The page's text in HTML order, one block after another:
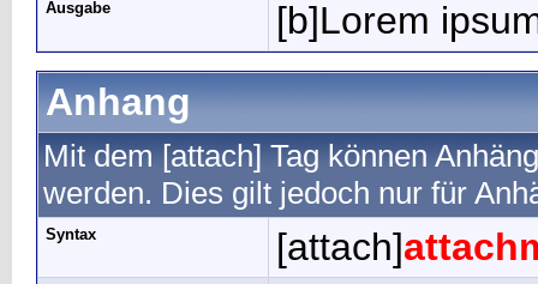
Ausgabe
[b]Lorem
Anhang
Mit dem [attach] Tag können
werden. Dies gilt jedoch nur für
Syntax [attach]